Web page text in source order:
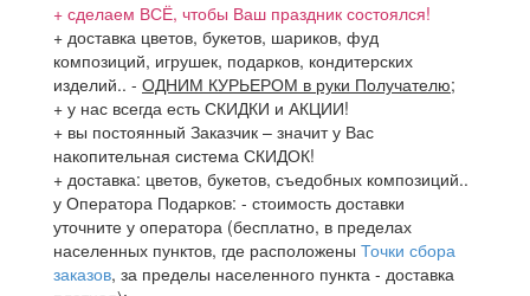
+ сделаем ВСЁ, чтобы Ваш праздник состоялся!
+ доставка цветов, букетов, шариков, фуд
композиций, игрушек, подарков, кондитерских
изделий.. - ОДНИМ КУРЬЕРОМ в руки Получателю;
+ у нас всегда есть СКИДКИ и АКЦИИ!
+ вы постоянный Заказчик – значит у Вас
накопительная система СКИДОК!
+ доставка: цветов, букетов, съедобных композиций..
у Оператора Подарков: - стоимость доставки
уточните у оператора (бесплатно, в пределах
населенных пунктов, где расположены Точки сбора
заказов, за пределы населенного пункта - доставка